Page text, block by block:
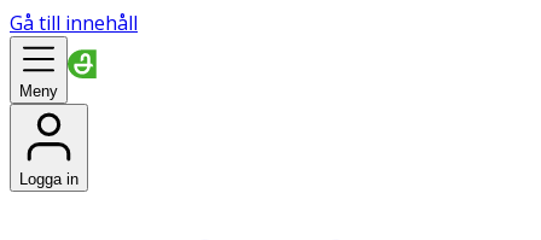
Gå till innehåll
Meny
Logga in